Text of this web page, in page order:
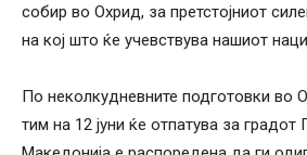
собир во Охрид, за претстојниот
на кој што ќе учевствува нашиот
По неколкудневните подготовки во
тим на 12 јуни ќе отпатува за